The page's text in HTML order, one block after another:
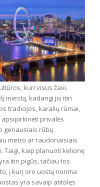
kuri visus žavi.
miestą, kadangi jis itin
tradicijos, karalių rūmai,
apsipirkinėti privalės
geriausiais rūbų
metro ar raudonaisiais
Taigi, kaip planuoti kelionę
itin pigūs, tačiau tos
į kurį oro uostą norima
yra savaip atitolęs